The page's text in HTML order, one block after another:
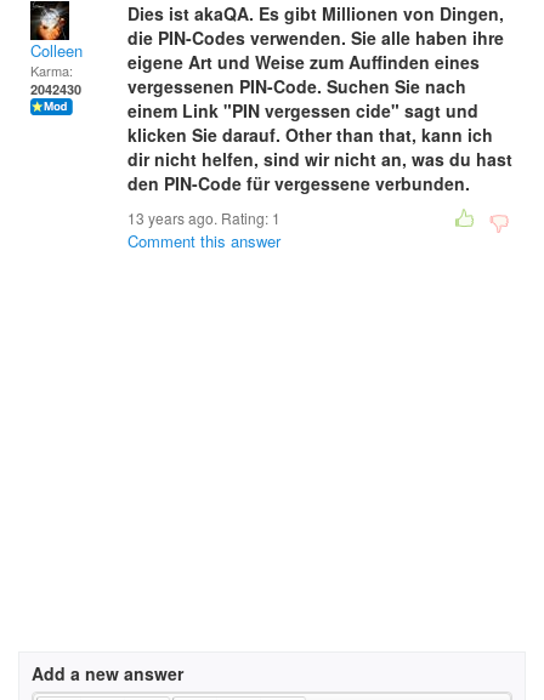
Colleen
Karma:
2042430
Dies ist akaQA. Es gibt Millionen von Dingen,
die PIN-Codes verwenden. Sie alle haben ihre
eigene Art und Weise zum Auffinden eines
vergessenen PIN-Code. Suchen Sie nach
einem Link "PIN vergessen cide" sagt und
klicken Sie darauf. Other than that, kann ich
dir nicht helfen, sind wir nicht an, was du hast
den PIN-Code für vergessene verbunden.
13 years ago. Rating: 1
Comment this answer
Add a new answer